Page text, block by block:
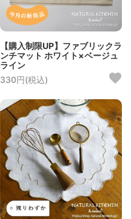
【購入制限UP】ファブリックラ
ンチマット ホワイト×ベージュ
ライン
330円(税込)